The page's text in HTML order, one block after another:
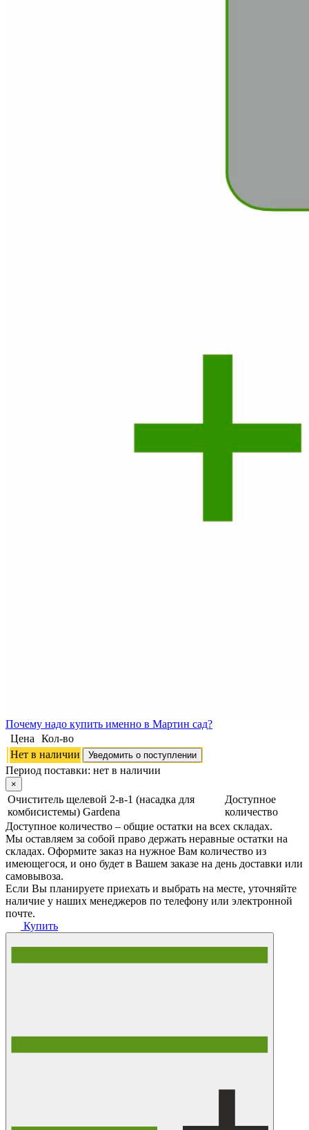
Почему надо купить именно в Мартин сад?
Цена
Кол-во
Нет в наличии
Уведомить о поступлении
Период поставки: нет в наличии
×
Очиститель щелевой 2-в-1 (насадка для
комбисистемы) Gardena
Доступное
количество
Доступное количество – общие остатки на всех складах.
Мы оставляем за собой право держать неравные остатки на
складах. Оформите заказ на нужное Вам количество из
имеющегося, и оно будет в Вашем заказе на день доставки или
самовывоза.
Если Вы планируете приехать и выбрать на месте, уточняйте
наличие у наших менеджеров по телефону или электронной
почте.
Купить